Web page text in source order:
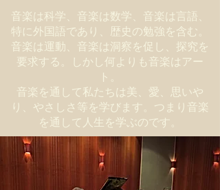
音楽は科学、音楽は数学、音楽は言語、
特に外国語であり、歴史の勉強を含む。
音楽は運動、音楽は洞察を促し、探究を
要求する。しかし何よりも音楽はアー
ト。
音楽を通して私たちは美、愛、思いや
り、やさしさ等を学びます。つまり音楽
を通して人生を学ぶのです。